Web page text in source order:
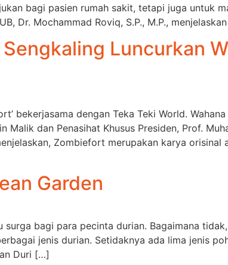
bagi pasien rumah sakit, tetapi juga untuk
Dr. Mochammad Roviq, S.P., M.P.,
Luncurkan
bekerjasama dengan Teka Teki World.
dan Penasihat Khusus Presiden, Prof.
Zombiefort merupakan karya orisinal
Garden
surga bagi para pecinta durian. Bagaimana
jenis durian. Setidaknya ada lima jenis
Duri […]